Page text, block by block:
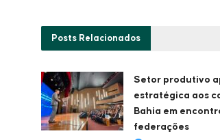
Posts Relacionados
Setor produtivo
estratégica aos
Bahia em
federações